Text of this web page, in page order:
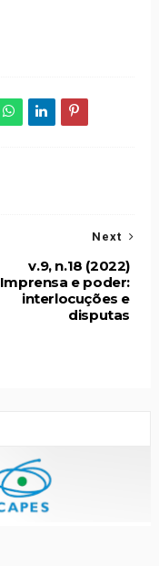
Next
v.9, n.18 (2022)
Imprensa e poder:
interlocuções e
disputas